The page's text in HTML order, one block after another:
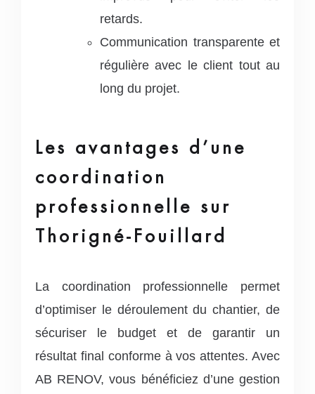
retards.
Communication transparente et
régulière avec le client tout au
long du projet.
Les avantages d’une
coordination
professionnelle sur
Thorigné-Fouillard
La coordination professionnelle permet
d’optimiser le déroulement du chantier, de
sécuriser le budget et de garantir un
résultat final conforme à vos attentes. Avec
AB RENOV, vous bénéficiez d’une gestion